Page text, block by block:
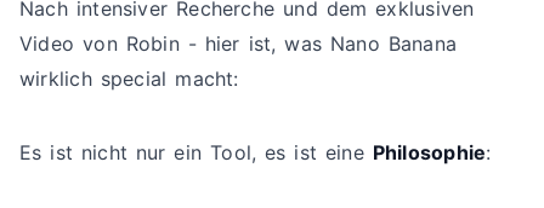
Nach intensiver Recherche und dem exklusiven
Video von Robin - hier ist, was Nano Banana
wirklich special macht:
Es ist nicht nur ein Tool, es ist eine Philosophie: